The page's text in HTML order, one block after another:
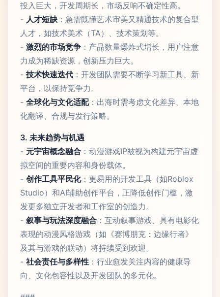
投入巨大，开发周期长，市场反响不确定性高。
- 人才短缺 ：急需既懂艺术审美又精通技术的复合型
人才，如技术美术（TA）、技术策划等。
- 激烈的市场竞争 ：产品数量爆炸式增长，用户注意
力成为稀缺资源，创新压力巨大。
- 技术快速迭代 ：开发团队需要不断学习新工具、新
平台，以保持竞争力。
- 全球化与文化适配：出海时需考虑文化差异、本地
化翻译、合规与发行策略。
3. 未来趋势与机遇
- 元宇宙概念融合 ：动漫游戏IP被视为构建元宇宙虚
拟空间的重要内容和身份载体。
- 创作工具平民化：更易用的开发工具（如Roblox
Studio）和AI辅助创作平台，正降低创作门槛，激
发更多独立开发者和工作室的创造力。
- 叙事与玩法深度融合 ：互动叙事游戏、具有电影化
表现的动漫风格游戏（如《赛博朋克：边缘行者》
及其与游戏的联动）将持续受到欢迎。
- 社会责任与多样性 ：行业愈发关注内容的健康导
向、文化包容性以及开发团队的多元化。